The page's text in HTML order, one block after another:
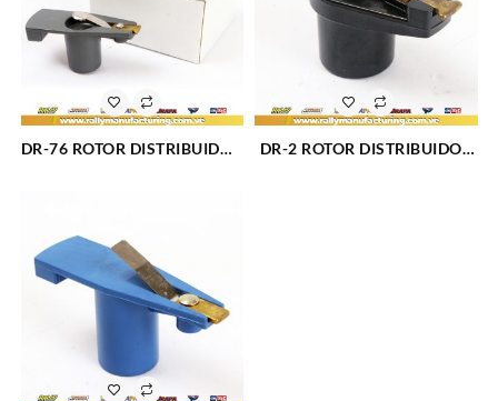
DR-76 ROTOR DISTRIBUIDOR
DR-2 ROTOR DISTRIBUIDOR